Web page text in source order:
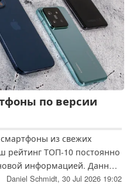
по версии
из свежих
рейтинг ТОП-10 постоянно
информацией. Данный
совершить удачную
Daniel Schmidt, 30 Jul 2026 19:02